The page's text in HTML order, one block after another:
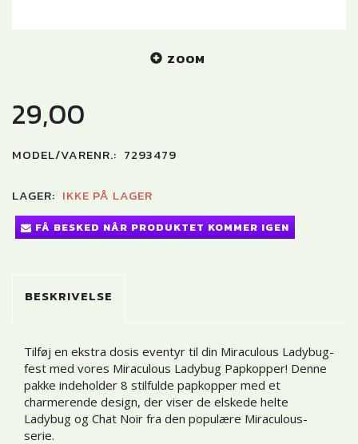
ZOOM
29,00
MODEL/VARENR.: 7293479
LAGER: IKKE PÅ LAGER
FÅ BESKED NÅR PRODUKTET KOMMER IGEN
BESKRIVELSE
Tilføj en ekstra dosis eventyr til din Miraculous Ladybug-
fest med vores Miraculous Ladybug Papkopper! Denne
pakke indeholder 8 stilfulde papkopper med et
charmerende design, der viser de elskede helte
Ladybug og Chat Noir fra den populære Miraculous-
serie.